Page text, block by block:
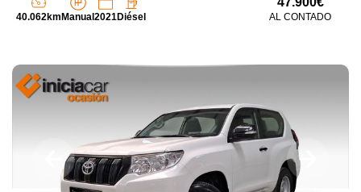
40.062kmManual2021Diésel AL CONTADO